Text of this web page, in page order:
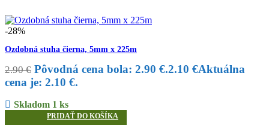
-28%
Ozdobná stuha čierna, 5mm x 225m
2.90€ Pôvodná cena bola: 2.90 €.2.10 €Aktuálna
cena je: 2.10 €.
Skladom 1 ks
PRIDAŤ DO KOŠÍKA